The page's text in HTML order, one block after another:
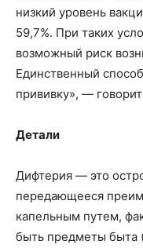
низкий уровень
59,7%. При таких
возможный риск
Единственный
прививку», —
Детали
Дифтерия — это
передающееся
капельным путем,
быть предметы быта